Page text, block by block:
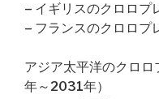
– イギリスのクロロプ
– フランスのクロロプ
アジア太平洋のクロ
年～2031年）